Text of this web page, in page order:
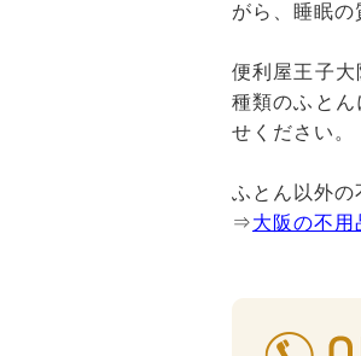
がら、睡眠
便利屋王子
種類のふと
せください。
ふとん以外の
⇒大阪の不